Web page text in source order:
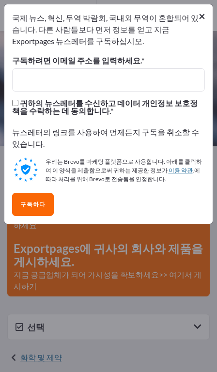
접착 기술 – 제조업체 및 공급업체 찾
기
유통업체
제조업체14
유통업체2
Exportpages 화학 및 제약 접착 기술
요!
수요 – 공급 – 중고품 – 비즈니스 연락처 >> 여기서 시작
하세요
Exportpages에 귀사의 회사와 제품을
게시하세요.
지금 공급업체가 되어 가시성을 확보하세요>> 여기서 게
시하기
선택
화학 및 제약
×
국제 뉴스, 혁신, 무역 박람회, 국내외 무역이 혼합되어 있
습니다. 다른 사람들보다 먼저 정보를 얻고 지금
Exportpages 뉴스레터를 구독하십시오.
구독하려면 이메일 주소를 입력하세요.
귀하의 뉴스레터를 수신하고 데이터 개인정보 보호정
책을 수락하는 데 동의합니다.
뉴스레터의 링크를 사용하여 언제든지 구독을 취소할 수
있습니다.
우리는 Brevo를 마케팅 플랫폼으로 사용합니다. 아래를 클릭하
여 이 양식을 제출함으로써 귀하는 제공한 정보가 이용 약관.에
따라 처리를 위해 Brevo로 전송됨을 인정합니다.
구독하다